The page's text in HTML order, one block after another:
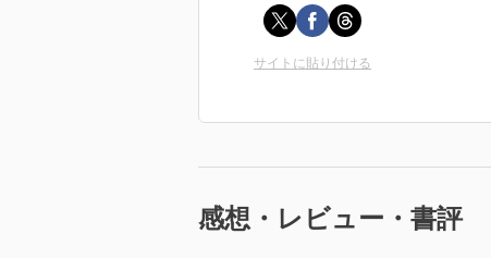
サイトに貼り付ける
感想・レビュー・書評